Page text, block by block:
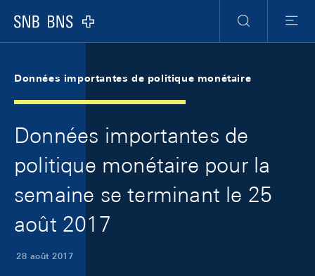
Logo
RechercheMenu
Données importantes de politique monétaire
Données importantes de
politique monétaire pour la
semaine se terminant le 25
août 2017
28 août 2017